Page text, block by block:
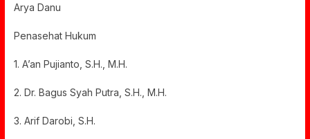
Arya Danu
Penasehat Hukum
1. A’an Pujianto, S.H., M.H.
2. Dr. Bagus Syah Putra, S.H., M.H.
3. Arif Darobi, S.H.